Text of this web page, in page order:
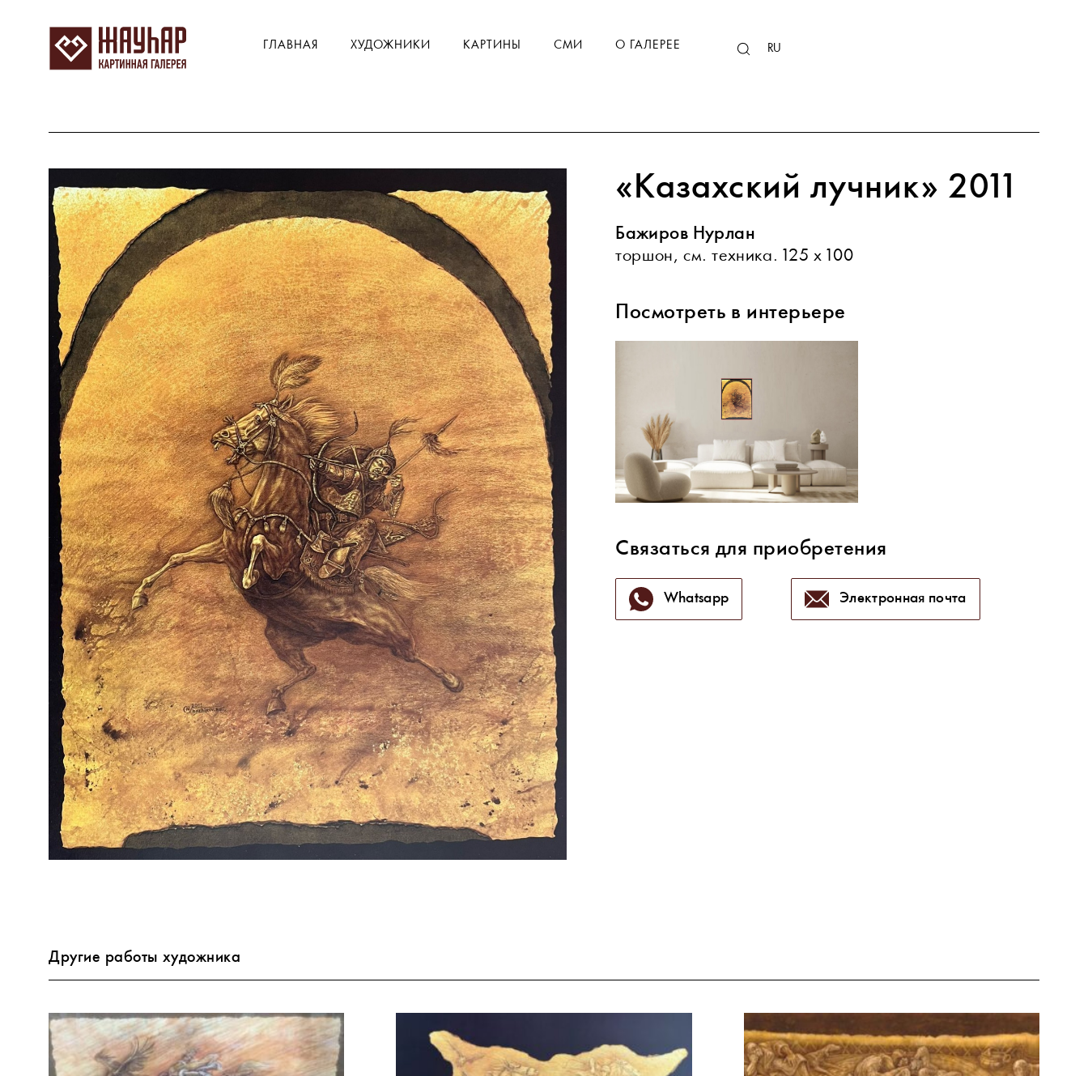
ГЛАВНАЯ ХУДОЖНИКИ КАРТИНЫ СМИ О ГАЛЕРЕЕ RU
EN
«Казахский лучник» 2011
Бажиров Нурлан
торшон, см. техника. 125 х 100
Посмотреть в интерьере
Связаться для приобретения
Whatsapp Электронная почта
Другие работы художника